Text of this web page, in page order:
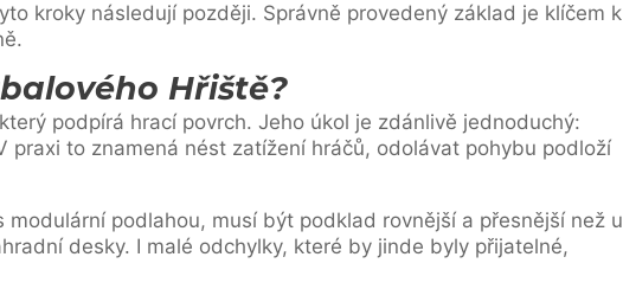
kroky následují později. Správně provedený základ je klíčem k
Hřiště?
podpírá hrací povrch. Jeho úkol je zdánlivě jednoduchý:
praxi to znamená nést zatížení hráčů, odolávat pohybu podloží
podlahou, musí být podklad rovnější a přesnější než u
desky. I malé odchylky, které by jinde byly přijatelné,